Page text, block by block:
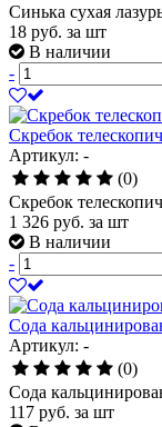
Синька сухая
18 руб. за шт
В наличии
-
Скребок
Артикул: -
(0)
Скребок
1 326 руб. за шт
В наличии
-
Сода
Артикул: -
(0)
Сода
117 руб. за шт